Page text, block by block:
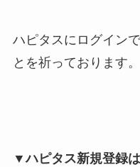
ハピタスにログイン
とを祈っております。
▼ハピタス新規登録